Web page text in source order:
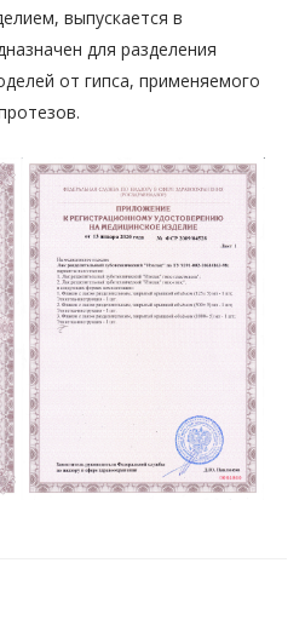
выпускается в
для разделения
от гипса, применяемого